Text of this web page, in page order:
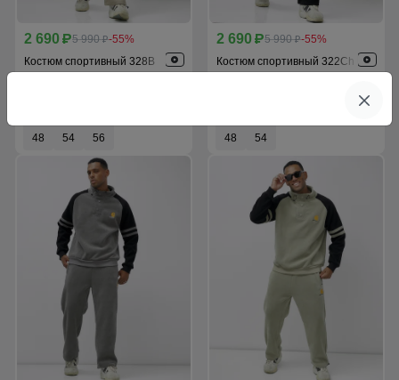
2 690 p5 990 p-55%
Костюм спортивный 328B
48 54 56
2 690 p5 990 p-55%
Костюм спортивный 322Ch
48 54